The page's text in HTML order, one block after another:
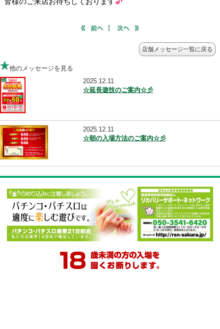
店舗メッセージ一覧に
他のメッセージを見る
2025.12.11
☆延長遊技のご案内☆彡
2025.12.11
☆朝の入場方法のご案内☆彡